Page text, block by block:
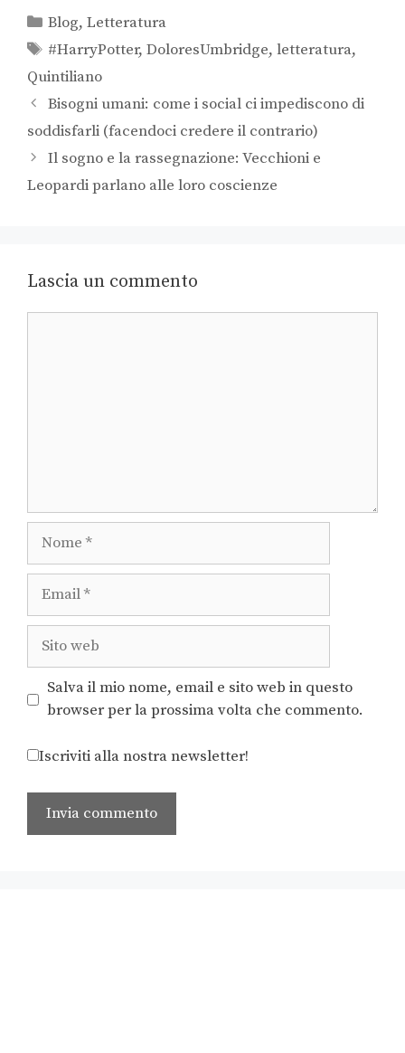
Blog,Letteratura
#HarryPotter,DoloresUmbridge,letteratura,
Quintiliano
Bisogni umani: come i social ci impediscono di
soddisfarli (facendoci credere il contrario)
Il sogno e la rassegnazione: Vecchioni e
Leopardi parlano alle loro coscienze
Lascia un commento
Salva il mio nome, email e sito web in questo
browser per la prossima volta che commento.
Iscriviti alla nostra newsletter!